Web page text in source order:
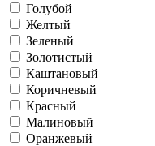
Голубой
Желтый
Зеленый
Золотистый
Каштановый
Коричневый
Красный
Малиновый
Оранжевый